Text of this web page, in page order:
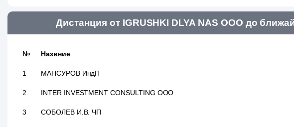
Дистанция от IGRUSHKI DLYA NAS ООО до
№ Назвние
1 МАНСУРОВ ИндП
2 INTER INVESTMENT CONSULTING ООО
3 СОБОЛЕВ И.В. ЧП